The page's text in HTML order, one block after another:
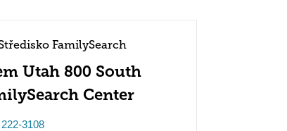
FamilySearch
Utah 800 South
Center
3108